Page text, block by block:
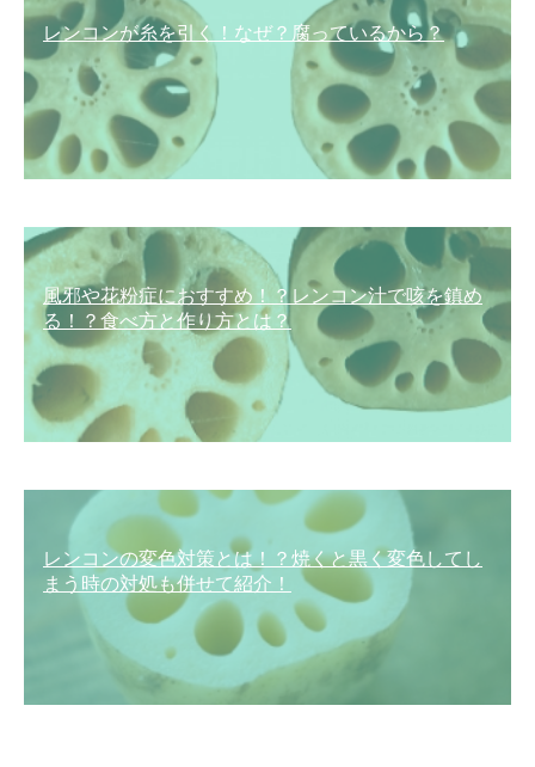
レンコンが糸を引く！なぜ？腐っているから？
風邪や花粉症におすすめ！？レンコン汁で咳を鎮め
る！？食べ方と作り方とは？
レンコンの変色対策とは！？焼くと黒く変色してし
まう時の対処も併せて紹介！